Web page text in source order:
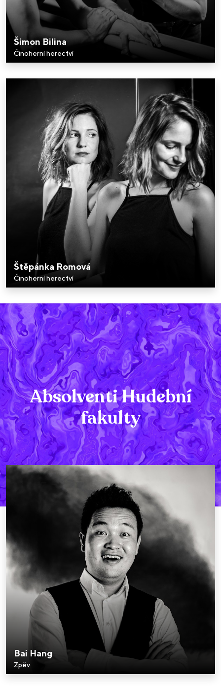
Šimon Bilina
Činoherní herectví
Štěpánka Romová
Činoherní herectví
Absolventi Hudební
fakulty
Bai Hang
Zpěv